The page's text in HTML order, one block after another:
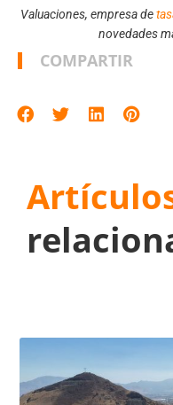
Valuaciones, empresa de
novedades
COMPARTIR